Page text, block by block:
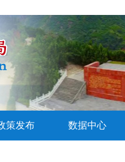
策发布 数据中心